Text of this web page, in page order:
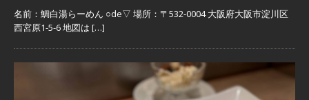
名前：鯛白湯らーめん ○de▽ 場所：〒532-0004 大阪府大阪市淀川区
西宮原1-5-6 地図は […]